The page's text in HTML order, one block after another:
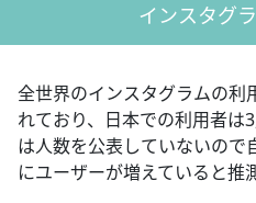
インスタグ
全世界のインスタグラムの利
れており、日本での利用者は
は人数を公表していないので
にユーザーが増えていると推